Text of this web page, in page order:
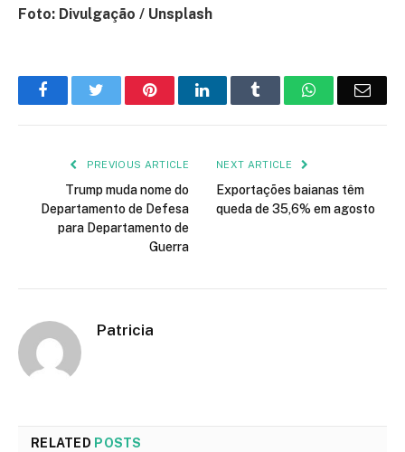
Foto: Divulgação / Unsplash
FacebookTwitter PinterestLinkedIn Tumblr WhatsApp
PREVIOUS ARTICLE
Trump muda nome do
Departamento de Defesa
para Departamento de
Guerra
NEXT ARTICLE
Exportações baianas têm
queda de 35,6% em agosto
Patricia
RELATED POSTS